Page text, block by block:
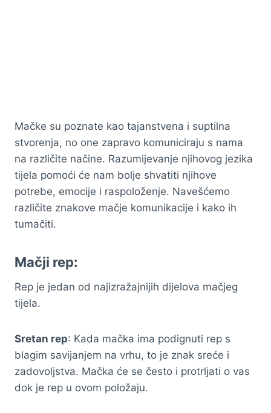
Mačke su poznate kao tajanstvena i suptilna
stvorenja, no one zapravo komuniciraju s nama
na različite načine. Razumijevanje njihovog jezika
tijela pomoći će nam bolje shvatiti njihove
potrebe, emocije i raspoloženje. Navešćemo
različite znakove mačje komunikacije i kako ih
tumačiti.
Mačji rep:
Rep je jedan od najizražajnijih dijelova mačjeg
tijela.
Sretan rep: Kada mačka ima podignuti rep s
blagim savijanjem na vrhu, to je znak sreće i
zadovoljstva. Mačka će se često i protrljati o vas
dok je rep u ovom položaju.